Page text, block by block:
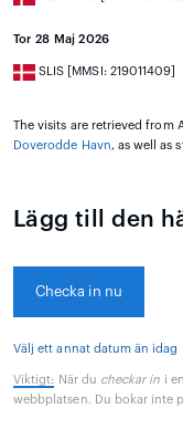
Tor 28 Maj 2026
SLIS [MMSI: 219011409]
The visits are retrieved
Doverodde Havn, as well as
Lägg till den
Checka in nu
Välj ett annat datum än idag
Viktigt: När du checkar in i
webbplatsen. Du bokar inte